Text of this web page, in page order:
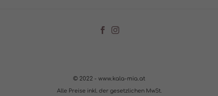
© 2022 - www.kala-mia.at
Alle Preise inkl. der gesetzlichen MwSt.